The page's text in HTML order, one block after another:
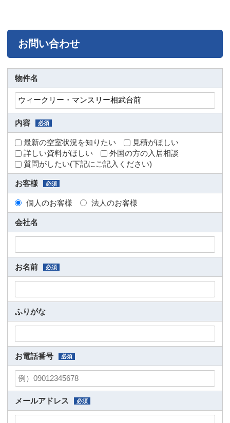
お問い合わせ
物件名
内容 必須
最新の空室状況を知りたい
見積がほしい
詳しい資料がほしい
外国の方の入居相談
質問がしたい(下記にご記入ください)
お客様 必須
個人のお客様 法人のお客様
会社名
お名前 必須
ふりがな
お電話番号 必須
メールアドレス 必須